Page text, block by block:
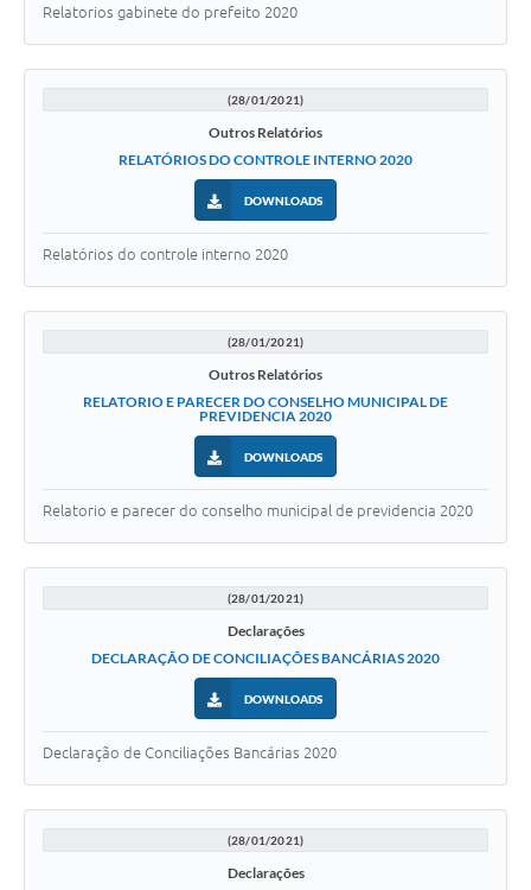
Jornal
Diário Oficial
Contato
Relatorios gabinete do prefeito 2020
(28/01/2021)
Outros Relatórios
RELATÓRIOS DO CONTROLE INTERNO 2020
DOWNLOADS
Relatórios do controle interno 2020
(28/01/2021)
Outros Relatórios
RELATORIO E PARECER DO CONSELHO MUNICIPAL DE
PREVIDENCIA 2020
DOWNLOADS
Relatorio e parecer do conselho municipal de previdencia 2020
(28/01/2021)
Declarações
DECLARAÇÃO DE CONCILIAÇÕES BANCÁRIAS 2020
DOWNLOADS
Declaração de Conciliações Bancárias 2020
(28/01/2021)
Declarações